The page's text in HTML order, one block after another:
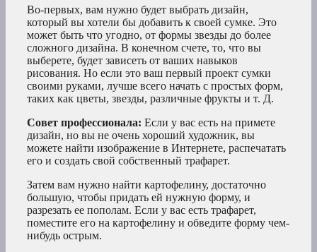
Во-первых, вам нужно будет выбрать дизайн,
который вы хотели бы добавить к своей сумке. Это
может быть что угодно, от формы звезды до более
сложного дизайна. В конечном счете, то, что вы
выберете, будет зависеть от ваших навыков
рисования. Но если это ваш первый проект сумки
своими руками, лучше всего начать с простых форм,
таких как цветы, звезды, различные фрукты и т. Д.
Совет профессионала: Если у вас есть на примете
дизайн, но вы не очень хороший художник, вы
можете найти изображение в Интернете, распечатать
его и создать свой собственный трафарет.
Затем вам нужно найти картофелину, достаточно
большую, чтобы придать ей нужную форму, и
разрезать ее пополам. Если у вас есть трафарет,
поместите его на картофелину и обведите форму чем-
нибудь острым.